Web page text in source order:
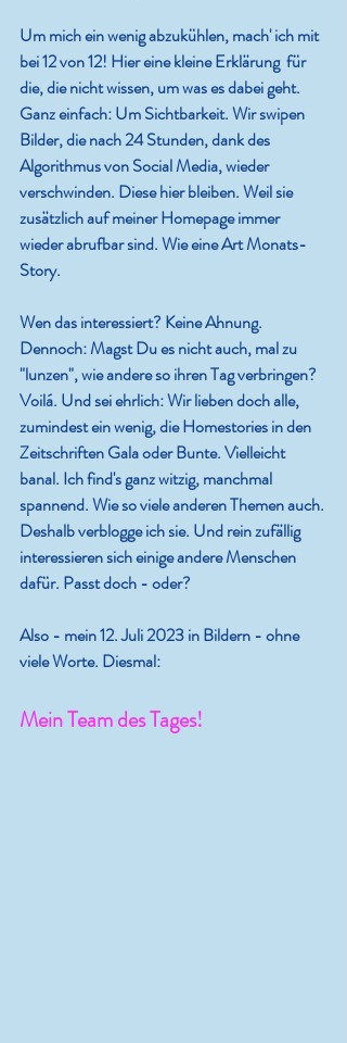
Um mich ein wenig abzukühlen, mach' ich mit
bei 12 von 12! Hier eine kleine Erklärung  für
die, die nicht wissen, um was es dabei geht.
Ganz einfach: Um Sichtbarkeit. Wir swipen
Bilder, die nach 24 Stunden, dank des
Algorithmus von Social Media, wieder
verschwinden. Diese hier bleiben. Weil sie
zusätzlich auf meiner Homepage immer
wieder abrufbar sind. Wie eine Art Monats-
Story.
Wen das interessiert? Keine Ahnung.
Dennoch: Magst Du es nicht auch, mal zu
"lunzen", wie andere so ihren Tag verbringen?
Voilá. Und sei ehrlich: Wir lieben doch alle,
zumindest ein wenig, die Homestories in den
Zeitschriften Gala oder Bunte. Vielleicht
banal. Ich find's ganz witzig, manchmal
spannend. Wie so viele anderen Themen auch.
Deshalb verblogge ich sie. Und rein zufällig
interessieren sich einige andere Menschen
dafür. Passt doch - oder?
Also - mein 12. Juli 2023 in Bildern - ohne
viele Worte. Diesmal:
Mein Team des Tages!